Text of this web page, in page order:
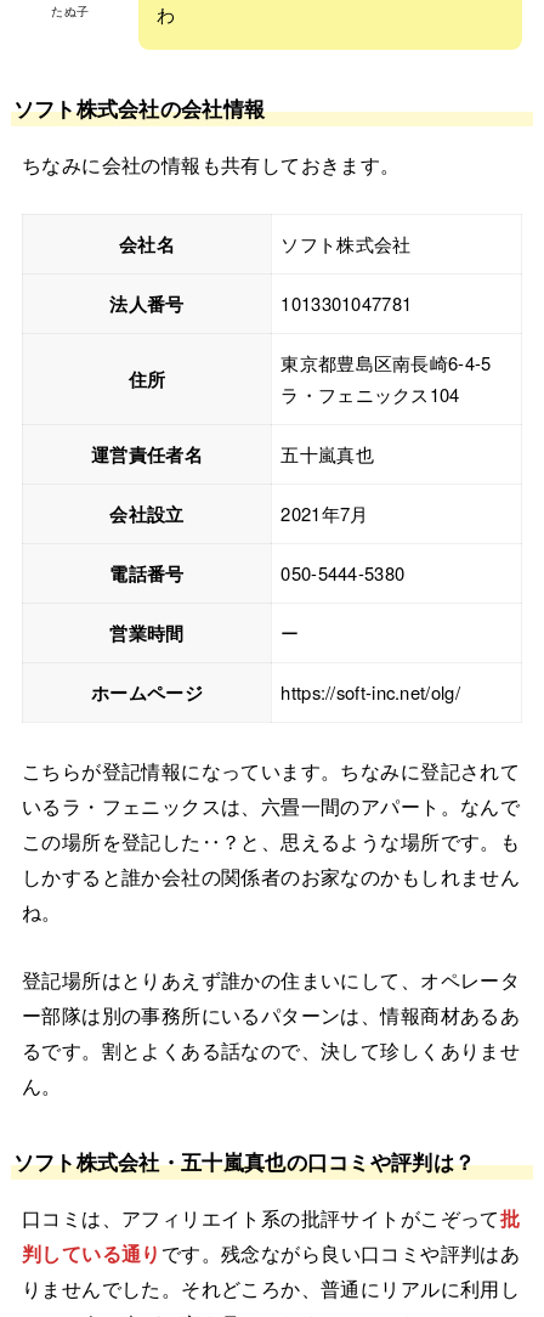
たぬ子
わ
ソフト株式会社の会社情報
ちなみに会社の情報も共有しておきます。
会社名 ソフト株式会社
法人番号 1013301047781
住所
東京都豊島区南長崎6-4-5
ラ・フェニックス104
運営責任者名 五十嵐真也
会社設立 2021年7月
電話番号 050-5444-5380
営業時間 ー
ホームページ https://soft-inc.net/olg/
こちらが登記情報になっています。ちなみに登記されて
いるラ・フェニックスは、六畳一間のアパート。なんで
この場所を登記した‥？と、思えるような場所です。も
しかすると誰か会社の関係者のお家なのかもしれません
ね。
登記場所はとりあえず誰かの住まいにして、オペレータ
ー部隊は別の事務所にいるパターンは、情報商材あるあ
るです。割とよくある話なので、決して珍しくありませ
ん。
ソフト株式会社・五十嵐真也の口コミや評判は？
口コミは、アフィリエイト系の批評サイトがこぞって批
判している通り です。残念ながら良い口コミや評判はあ
りませんでした。それどころか、普通にリアルに利用し